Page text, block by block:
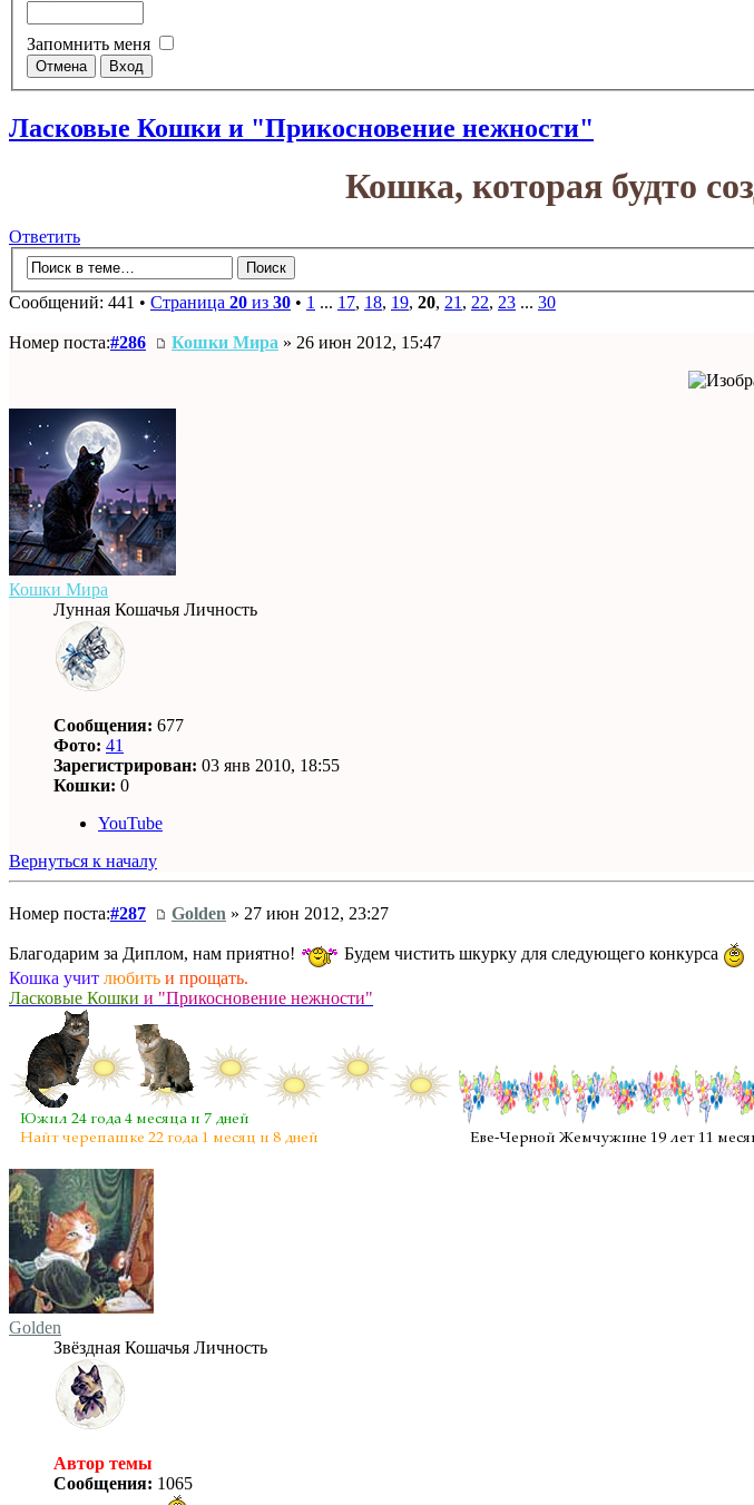
Запомнить меня
Ласковые Кошки и "Прикосновение нежности"
Кошка, которая будто
Ответить
Сообщений: 441 • Страница 20 из 30 • 1 ... 17, 18, 19, 20, 21 , 22, 23 ... 30
Номер поста:#286 Кошки Мира » 26 июн 2012, 15:47
Кошки Мира
Лунная Кошачья Личность
Сообщения: 677
Фото: 41
Зарегистрирован: 03 янв 2010, 18:55
Кошки: 0
YouTube
Вернуться к началу
Номер поста:#287 Golden » 27 июн 2012, 23:27
Благодарим за Диплом, нам приятно!
Будем чистить шкурку для следующего конкурса
Кошка учит любить и прощать.
Ласковые Кошки и "Прикосновение нежности"
Golden
Звёздная Кошачья Личность
Автор темы
Сообщения: 1065